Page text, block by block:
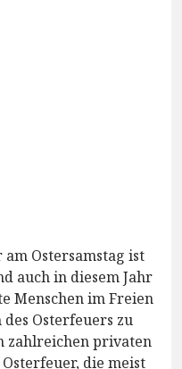
Ostersamstag ist
auch in diesem Jahr
Menschen im Freien
Osterfeuers zu
zahlreichen privaten
die meist